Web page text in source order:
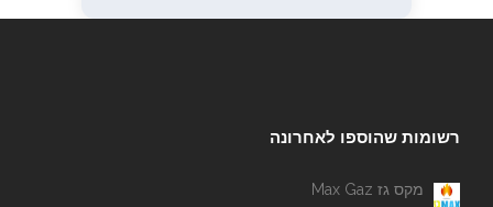
רשומות שהוספו לאחרונה
מקס גז Max Gaz